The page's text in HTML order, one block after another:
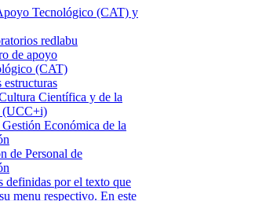
Tecnológico (CAT) y
redlabu
de apoyo
(CAT)
estructuras
Científica y de la
(UCC+i)
Económica de la
de Personal de